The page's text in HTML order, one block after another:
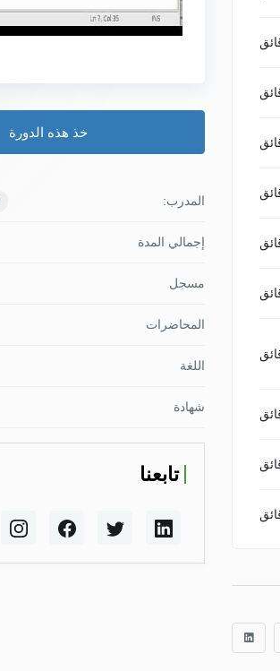
خذ هذه الدورة
المدرب:
إجمالي المدة
مسجل
المحاضرات
اللغة
شهادة
تابعنا